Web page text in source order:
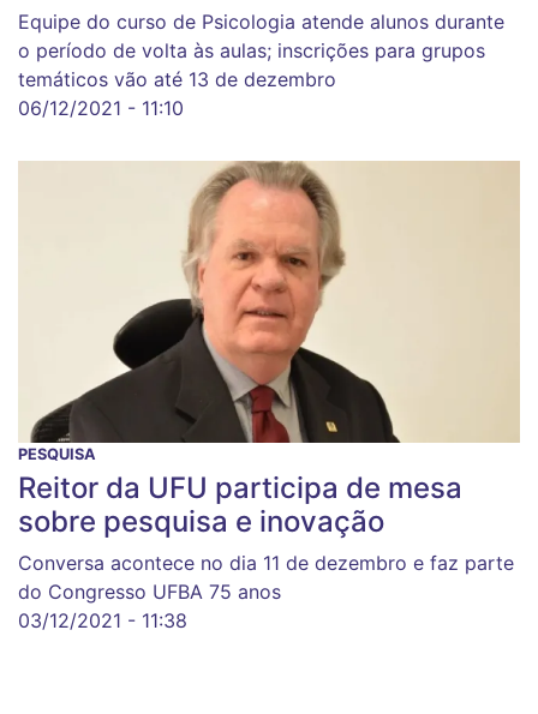
Equipe do curso de Psicologia atende alunos durante
o período de volta às aulas; inscrições para grupos
temáticos vão até 13 de dezembro
06/12/2021 - 11:10
PESQUISA
Reitor da UFU participa de mesa
sobre pesquisa e inovação
Conversa acontece no dia 11 de dezembro e faz parte
do Congresso UFBA 75 anos
03/12/2021 - 11:38